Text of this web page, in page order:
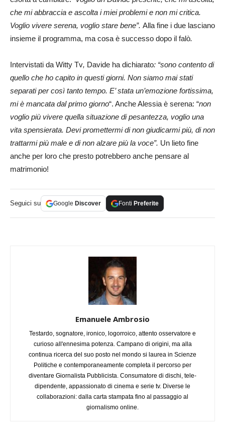
che mi abbraccia e ascolta i miei problemi e non mi critica.
Voglio vivere serena, voglio stare bene”. Alla fine i due lasciano
insieme il programma, ma cosa è successo dopo il falò.
Intervistati da Witty Tv, Davide ha dichiarato: “sono contento di
quello che ho capito in questi giorni. Non siamo mai stati
separati per così tanto tempo. E’ stata un’emozione fortissima,
mi è mancata dal primo giorno“. Anche Alessia è serena: “non
voglio più vivere quella situazione di pesantezza, voglio una
vita spensierata. Devi promettermi di non giudicarmi più, di non
trattarmi più male e di non alzare più la voce”. Un lieto fine
anche per loro che presto potrebbero anche pensare al
matrimonio!
Seguici su Google Discover Fonti Preferite
Emanuele Ambrosio
Testardo, sognatore, ironico, logorroico, attento osservatore e
curioso all'ennesima potenza. Campano di origini, ma alla
continua ricerca del suo posto nel mondo si laurea in Scienze
Politiche e contemporaneamente completa il percorso per
diventare Giornalista Pubblicista. Consumatore di dischi, tele-
dipendente, appassionato di cinema e serie tv. Diverse le
collaborazioni: dalla carta stampata fino al passaggio al
giornalismo online.